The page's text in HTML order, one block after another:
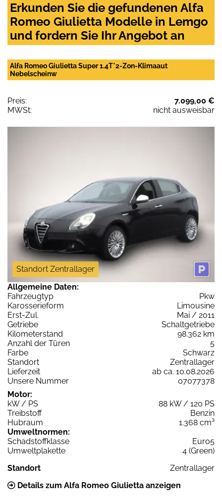
Erkunden Sie die gefundenen Alfa
Romeo Giulietta Modelle in Lemgo
und fordern Sie Ihr Angebot an
Alfa Romeo Giulietta Super 1.4T*2-Zon-Klimaaut
Nebelscheinw
Preis:
7.099,00 €
MWSt:
nicht ausweisbar
Standort Zentrallager
Allgemeine Daten:
Fahrzeugtyp
Pkw
Karosserieform
Limousine
Erst-Zul.
Mai / 2011
Getriebe
Schaltgetriebe
Kilometerstand
98.362 km
Anzahl der Türen
5
Farbe
Schwarz
Standort
Zentrallager
Lieferzeit
ab ca. 10.08.2026
Unsere Nummer
07077378
Motor:
kW / PS
88 kW / 120 PS
Treibstoff
Benzin
Hubraum
1.368 cm³
Umweltnormen:
Schadstoffklasse
Euro5
Umweltplakette
4 (Green)
Standort
Zentrallager
Details zum Alfa Romeo Giulietta anzeigen